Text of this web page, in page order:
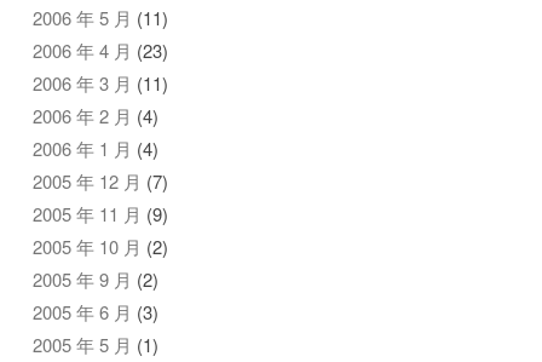
2006 年 5 月 (11)
2006 年 4 月 (23)
2006 年 3 月 (11)
2006 年 2 月 (4)
2006 年 1 月 (4)
2005 年 12 月 (7)
2005 年 11 月 (9)
2005 年 10 月 (2)
2005 年 9 月 (2)
2005 年 6 月 (3)
2005 年 5 月 (1)